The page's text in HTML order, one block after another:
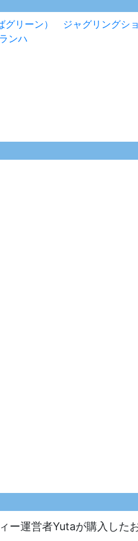
グリーン） ジャグリングシ
ンハ
ー運営者Yutaが購入した